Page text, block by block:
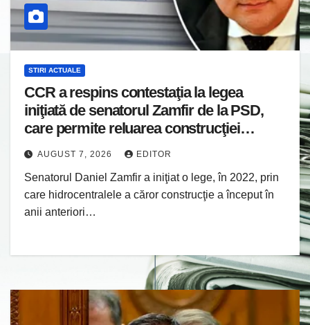
STIRI ACTUALE
CCR a respins contestaţia la legea
iniţiată de senatorul Zamfir de la PSD,
care permite reluarea construcţiei
hidrocentralelor din zonele protejate
AUGUST 7, 2026 EDITOR
Senatorul Daniel Zamfir a iniţiat o lege, în 2022, prin
care hidrocentralele a căror construcţie a început în
anii anteriori…